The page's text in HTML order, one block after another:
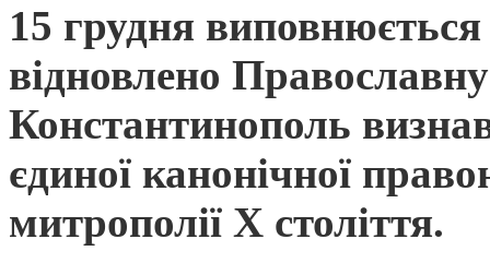
15 грудня
відновлено
Константинополь
єдиної канонічної
митрополії Х століття.